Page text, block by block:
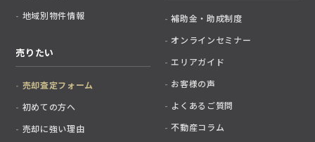
地域別物件情報
売りたい
売却査定フォーム
初めての方へ
売却に強い理由
補助金・助成制度
オンラインセミナー
エリアガイド
お客様の声
よくあるご質問
不動産コラム